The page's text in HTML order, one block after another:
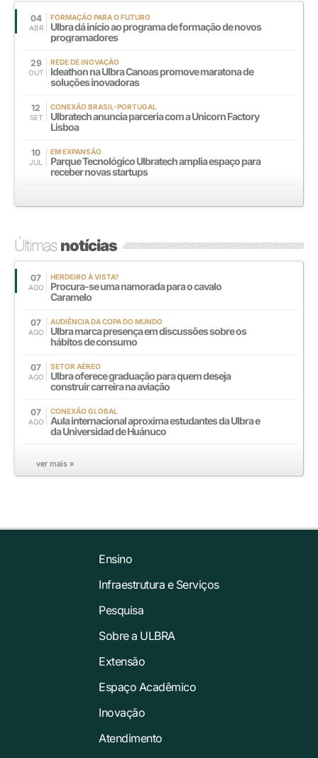
04
ABR
FORMAÇÃO PARA O FUTURO
Ulbra dá início ao programa de formação de novos
programadores
29
OUT
REDE DE INOVAÇÃO
Ideathon na Ulbra Canoas promove maratona de
soluções inovadoras
12
SET
CONEXÃO BRASIL-PORTUGAL
Ulbratech anuncia parceria com a Unicorn Factory
Lisboa
10
JUL
EM EXPANSÃO
Parque Tecnológico Ulbratech amplia espaço para
receber novas startups
Últimasnotícias
07
AGO
HERDEIRO À VISTA?
Procura-se uma namorada para o cavalo
Caramelo
07
AGO
AUDIÊNCIA DA COPA DO MUNDO
Ulbra marca presença em discussões sobre os
hábitos de consumo
07
AGO
SETOR AÉREO
Ulbra oferece graduação para quem deseja
construir carreira na aviação
07
AGO
CONEXÃO GLOBAL
Aula internacional aproxima estudantes da Ulbra e
da Universidad de Huánuco
ver mais »
Ensino
Infraestrutura e Serviços
Pesquisa
Sobre a ULBRA
Extensão
Espaço Acadêmico
Inovação
Atendimento